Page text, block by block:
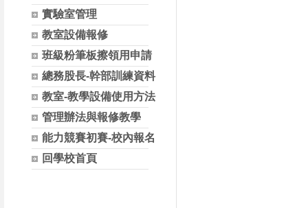
實驗室管理
教室設備報修
班級粉筆板擦領用申請
總務股長-幹部訓練資料
教室-教學設備使用方法
管理辦法與報修教學
能力競賽初賽-校內報名
回學校首頁